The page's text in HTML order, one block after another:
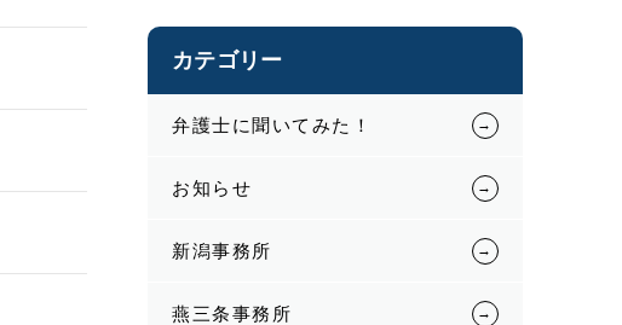
カテゴリー
弁護士に聞いてみた！
お知らせ
新潟事務所
燕三条事務所